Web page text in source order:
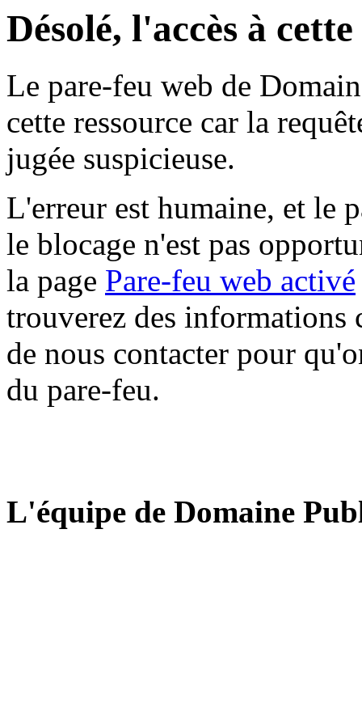
Désolé, l'accès à
Le pare-feu web de
cette ressource car la
jugée suspicieuse.
L'erreur est humaine, et le
le blocage n'est pas
la page Pare-feu web activé
trouverez des informations
de nous contacter pour
du pare-feu.
L'équipe de Domaine